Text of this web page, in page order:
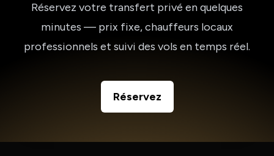
Réservez votre transfert privé en quelques
minutes — prix fixe, chauffeurs locaux
professionnels et suivi des vols en temps réel.
Réservez